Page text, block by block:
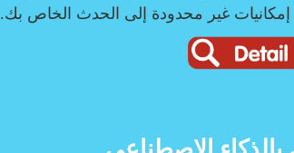
إمكانيات غير محدودة إلى الحدث الخاص بك.